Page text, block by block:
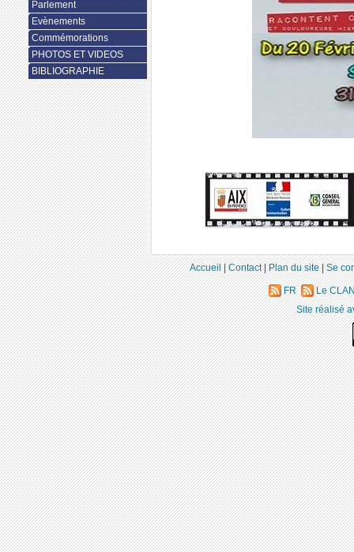
Parlement
Evènements
Commémorations
PHOTOS ET VIDEOS
BIBLIOGRAPHIE
Accueil|Contact|Plan du site|Se
FR
Le
Site réalisé